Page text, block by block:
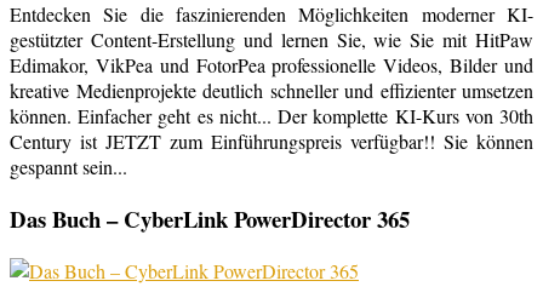
Entdecken Sie die faszinierenden Möglichkeiten moderner KI-
gestützter Content-Erstellung und lernen Sie, wie Sie mit HitPaw
Edimakor, VikPea und FotorPea professionelle Videos, Bilder und
kreative Medienprojekte deutlich schneller und effizienter umsetzen
können. Einfacher geht es nicht... Der komplette KI-Kurs von 30th
Century ist JETZT zum Einführungspreis verfügbar!! Sie können
gespannt sein...
Das Buch – CyberLink PowerDirector 365